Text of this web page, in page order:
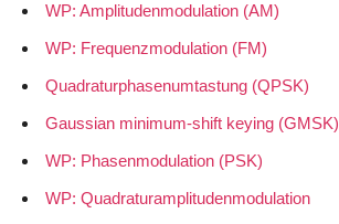
WP: Amplitudenmodulation (AM)
WP: Frequenzmodulation (FM)
Quadraturphasenumtastung (QPSK)
Gaussian minimum-shift keying (GMSK)
WP: Phasenmodulation (PSK)
WP: Quadraturamplitudenmodulation